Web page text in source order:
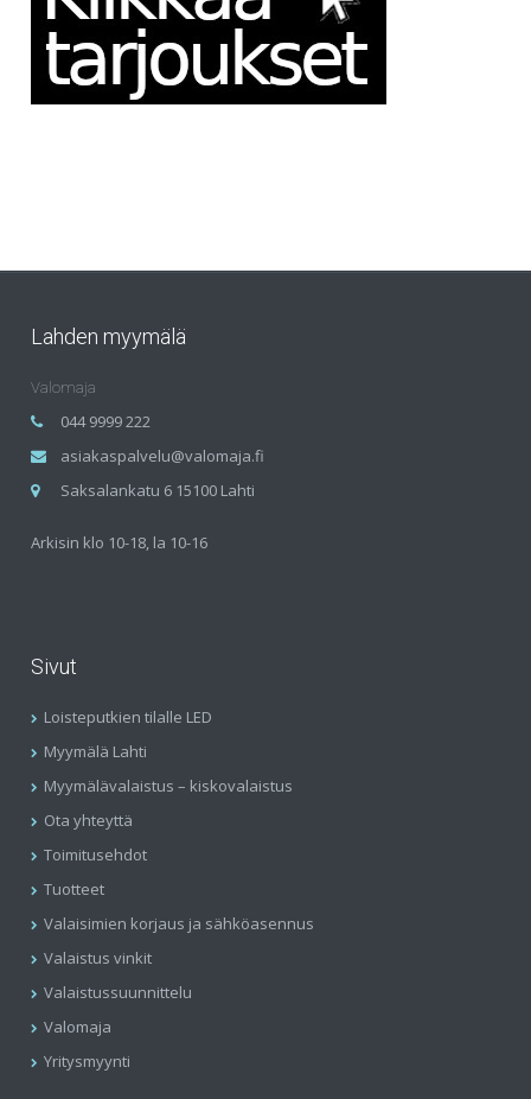
Lahden myymälä
Valomaja
044 9999 222
asiakaspalvelu@valomaja.fi
Saksalankatu 6 15100 Lahti
Arkisin klo 10-18, la 10-16
Sivut
Loisteputkien tilalle LED
Myymälä Lahti
Myymälävalaistus – kiskovalaistus
Ota yhteyttä
Toimitusehdot
Tuotteet
Valaisimien korjaus ja sähköasennus
Valaistus vinkit
Valaistussuunnittelu
Valomaja
Yritysmyynti